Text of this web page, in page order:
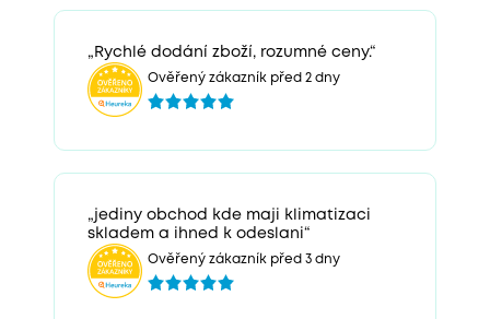
„Rychlé dodání zboží, rozumné ceny.“
Ověřený zákazník před 2 dny
„jediny obchod kde maji klimatizaci
skladem a ihned k odeslani“
Ověřený zákazník před 3 dny